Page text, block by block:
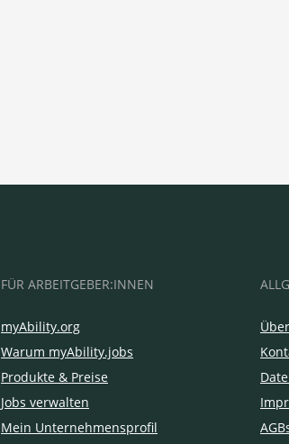
FÜR ARBEITGEBER:INNEN
myAbility.org
Warum myAbility.jobs
Produkte & Preise
Jobs verwalten
Mein Unternehmensprofil